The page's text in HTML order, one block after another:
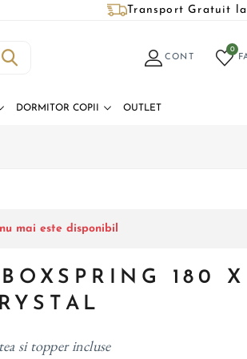
Transport Gratuit
CONT
0
DORMITOR COPII OUTLET
mai este disponibil
180
si topper incluse